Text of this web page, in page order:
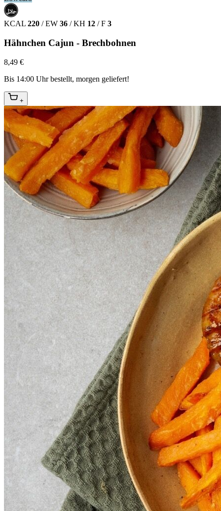
حلال
HALAL
KCAL 220 / EW 36 / KH 12 / F 3
Hähnchen Cajun - Brechbohnen
8,49 €
Bis 14:00 Uhr bestellt, morgen geliefert!
+